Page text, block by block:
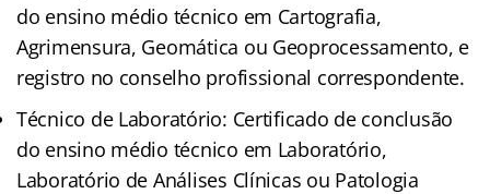
do ensino médio técnico em Cartografia,
Agrimensura, Geomática ou Geoprocessamento, e
registro no conselho profissional correspondente.
Técnico de Laboratório: Certificado de conclusão
do ensino médio técnico em Laboratório,
Laboratório de Análises Clínicas ou Patologia